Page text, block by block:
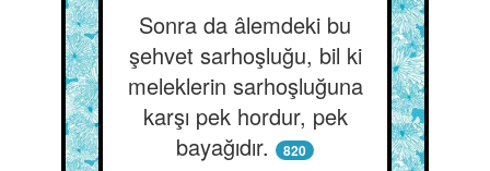
Sonra da âlemdeki bu
şehvet sarhoşluğu, bil ki
meleklerin sarhoşluğuna
karşı pek hordur, pek
bayağıdır.
820